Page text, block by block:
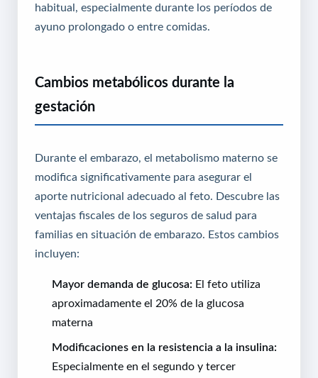
habitual, especialmente durante los períodos de
ayuno prolongado o entre comidas.
Cambios metabólicos durante la
gestación
Durante el embarazo, el metabolismo materno se
modifica significativamente para asegurar el
aporte nutricional adecuado al feto. Descubre las
ventajas fiscales de los seguros de salud para
familias en situación de embarazo . Estos cambios
incluyen:
Mayor demanda de glucosa: El feto utiliza
aproximadamente el 20% de la glucosa
materna
Modificaciones en la resistencia a la insulina:
Especialmente en el segundo y tercer